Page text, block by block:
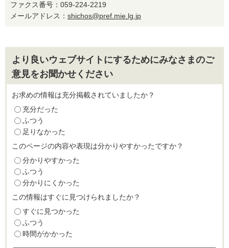
ファクス番号：059-224-2219
メールアドレス： shichos@pref.mie.lg.jp
より良いウェブサイトにするためにみなさまのご
意見をお聞かせください
お求めの情報は充分掲載されていましたか？
充分だった
ふつう
足りなかった
このページの内容や表現は分かりやすかったですか？
分かりやすかった
ふつう
分かりにくかった
この情報はすぐに見つけられましたか？
すぐに見つかった
ふつう
時間がかかった